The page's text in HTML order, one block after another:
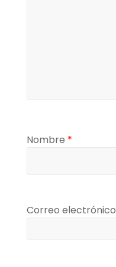
Nombre *
Correo